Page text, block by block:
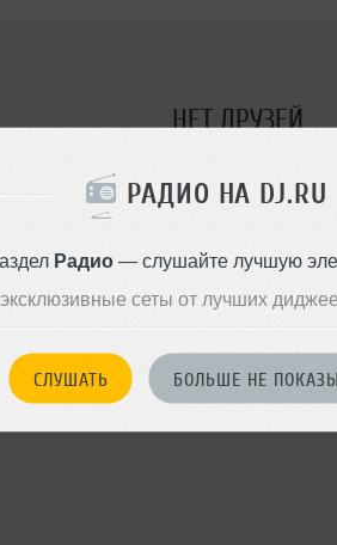
РАДИО НА DJ.RU
Радио— слушайте лучшую
сеты от лучших
СЛУШАТЬ БОЛЬШЕ НЕ
НЕТ ДРУЗЕЙ